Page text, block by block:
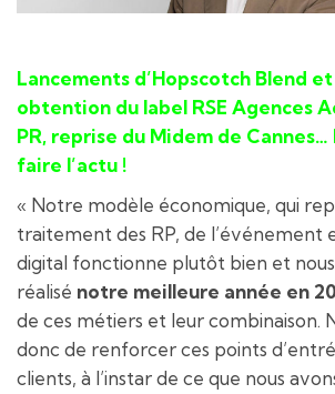
Lancements d’Hopscotch Blend
obtention du label RSE Agences
PR, reprise du Midem de
faire l’actu !
« Notre modèle économique, qui
traitement des RP, de l’événement
digital fonctionne plutôt bien et nous
réalisé notre meilleure année en
de ces métiers et leur combinaison.
donc de renforcer ces points
clients, à l’instar de ce que nous